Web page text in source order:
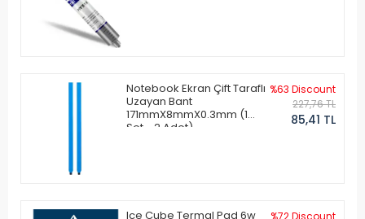
Notebook Ekran Çift Taraflı
Uzayan Bant
171mmX8mmX0.3mm (1
Set - 2 Adet)
%63 Discount
227,76 TL
85,41 TL
Ice Cube Termal Pad 6w
%72 Discount